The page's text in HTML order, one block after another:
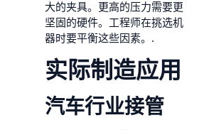
大的夹具。更高的压力需要更
坚固的硬件。工程师在挑选机
器时要平衡这些因素。.
实际制造应用
汽车行业接管